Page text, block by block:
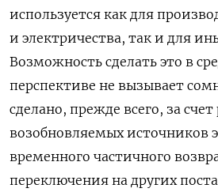
используется как для
и электричества, так и для
Возможность сделать это в
перспективе не вызывает
сделано, прежде всего, за счет
возобновляемых источников
временного частичного
переключения на других